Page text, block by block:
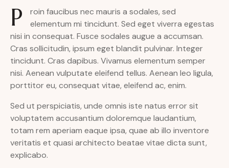
P
roin faucibus nec mauris a sodales, sed
elementum mi tincidunt. Sed eget viverra egestas
nisi in consequat. Fusce sodales augue a accumsan.
Cras sollicitudin, ipsum eget blandit pulvinar. Integer
tincidunt. Cras dapibus. Vivamus elementum semper
nisi. Aenean vulputate eleifend tellus. Aenean leo ligula,
porttitor eu, consequat vitae, eleifend ac, enim.
Sed ut perspiciatis, unde omnis iste natus error sit
voluptatem accusantium doloremque laudantium,
totam rem aperiam eaque ipsa, quae ab illo inventore
veritatis et quasi architecto beatae vitae dicta sunt,
explicabo.